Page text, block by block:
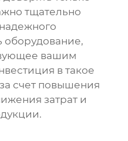
тщательно
оборудование,
вашим
в такое
счет повышения
затрат и